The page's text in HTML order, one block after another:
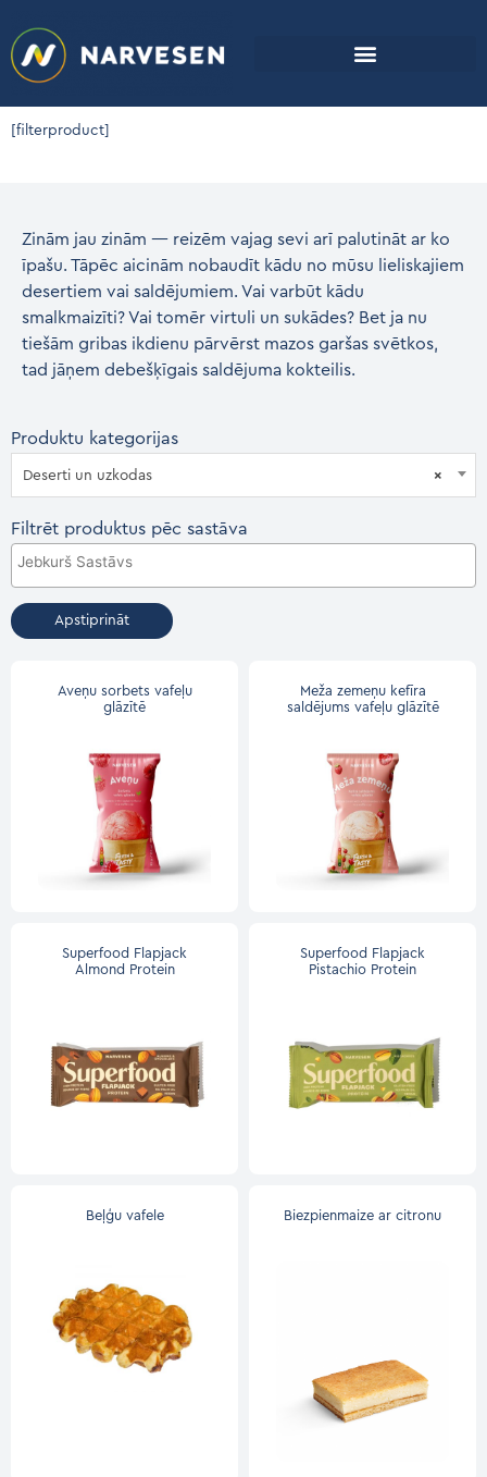
[filterproduct]
Zinām jau zinām — reizēm vajag sevi arī palutināt ar ko
īpašu. Tāpēc aicinām nobaudīt kādu no mūsu lieliskajiem
desertiem vai saldējumiem. Vai varbūt kādu
smalkmaizīti? Vai tomēr virtuli un sukādes? Bet ja nu
tiešām gribas ikdienu pārvērst mazos garšas svētkos,
tad jāņem debešķīgais saldējuma kokteilis.
Produktu kategorijas
×
Deserti un uzkodas
Filtrēt produktus pēc sastāva
Apstiprināt
Aveņu sorbets vafeļu
glāzītē
Meža zemeņu kefīra
saldējums vafeļu glāzītē
Superfood Flapjack
Almond Protein
Superfood Flapjack
Pistachio Protein
Beļģu vafele Biezpienmaize ar citronu